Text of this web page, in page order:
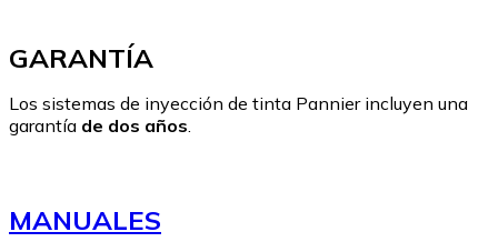
GARANTÍA
Los sistemas de inyección de tinta Pannier incluyen una
garantía de dos años
MANUALES